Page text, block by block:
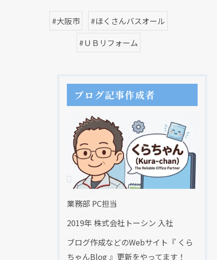
#大阪市
#ほくさんバスオール
#ＵＢリフォーム
ブログ記事作成者
業務部 PC担当
2019年 株式会社トーシン 入社
ブログ作成などのWebサイト『 くら
ちゃんBlog 』更新をやってます！